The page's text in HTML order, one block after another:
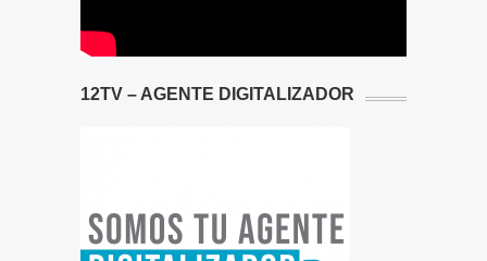
12TV – AGENTE DIGITALIZADOR